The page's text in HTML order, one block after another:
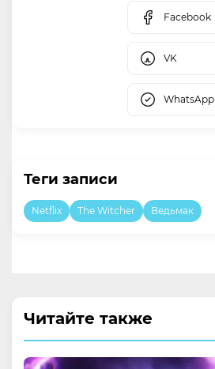
Facebook
VK
WhatsApp
Теги записи
Netflix The Witcher Ведьмак
Читайте также